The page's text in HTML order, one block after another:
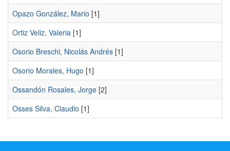
Opazo González, Mario [1]
Ortiz Veliz, Valeria [1]
Osorio Breschi, Nicolás Andrés [1]
Osorio Morales, Hugo [1]
Ossandón Rosales, Jorge [2]
Osses Silva, Claudio [1]